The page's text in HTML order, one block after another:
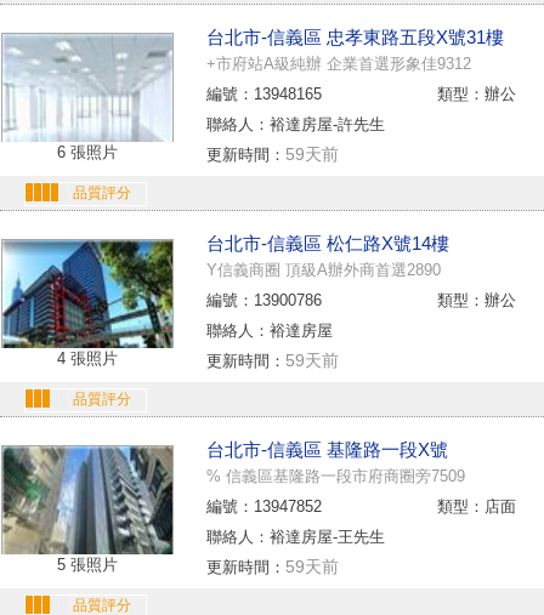
6 張照片
台北市-信義區 忠孝東路五段X號31樓
+市府站A級純辦 企業首選形象佳9312
編號：13948165
類型：辦公
聯絡人：裕達房屋-許先生
更新時間： 59天前
品質評分
4 張照片
台北市-信義區 松仁路X號14樓
Y信義商圈 頂級A辦外商首選2890
編號：13900786
類型：辦公
聯絡人：裕達房屋
更新時間： 59天前
品質評分
5 張照片
台北市-信義區 基隆路一段X號
% 信義區基隆路一段市府商圈旁7509
編號：13947852
類型：店面
聯絡人：裕達房屋-王先生
更新時間： 59天前
品質評分